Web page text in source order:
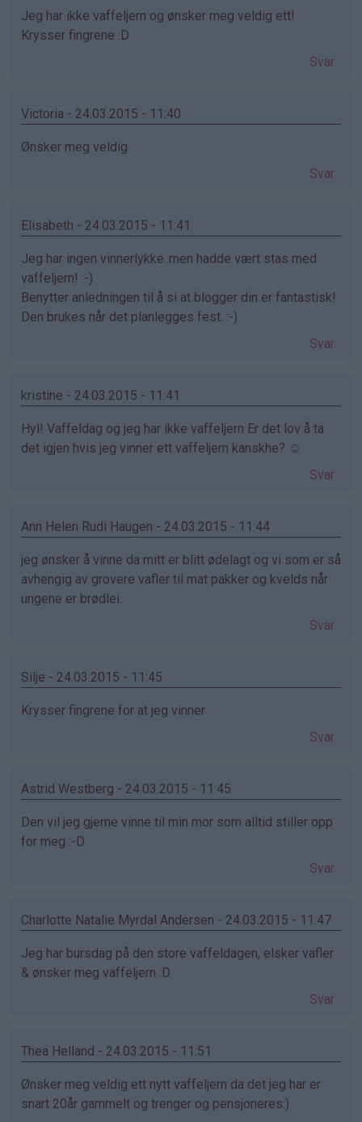
Jeg har ikke vaffeljern og ønsker meg veldig ett!
Krysser fingrene :D
Svar
Victoria - 24.03.2015 - 11:40
Ønsker meg veldig
Svar
Elisabeth - 24.03.2015 - 11:41
Jeg har ingen vinnerlykke..men hadde vært stas med
vaffeljern! :-)
Benytter anledningen til å si at blogger din er fantastisk!
Den brukes når det planlegges fest. :-)
Svar
kristine - 24.03.2015 - 11:41
Hyl! Vaffeldag og jeg har ikke vaffeljern Er det lov å ta
det igjen hvis jeg vinner ett vaffeljern kanskhe? ☺
Svar
Ann Helen Rudi Haugen - 24.03.2015 - 11:44
jeg ønsker å vinne da mitt er blitt ødelagt og vi som er så
avhengig av grovere vafler til mat pakker og kvelds når
ungene er brødlei.
Svar
Silje - 24.03.2015 - 11:45
Krysser fingrene for at jeg vinner
Svar
Astrid Westberg - 24.03.2015 - 11:45
Den vil jeg gjerne vinne til min mor som alltid stiller opp
for meg :-D
Svar
Charlotte Natalie Myrdal Andersen - 24.03.2015 - 11:47
Jeg har bursdag på den store vaffeldagen, elsker vafler
& ønsker meg vaffeljern :D
Svar
Thea Helland - 24.03.2015 - 11:51
Ønsker meg veldig ett nytt vaffeljern da det jeg har er
snart 20år gammelt og trenger og pensjoneres:)